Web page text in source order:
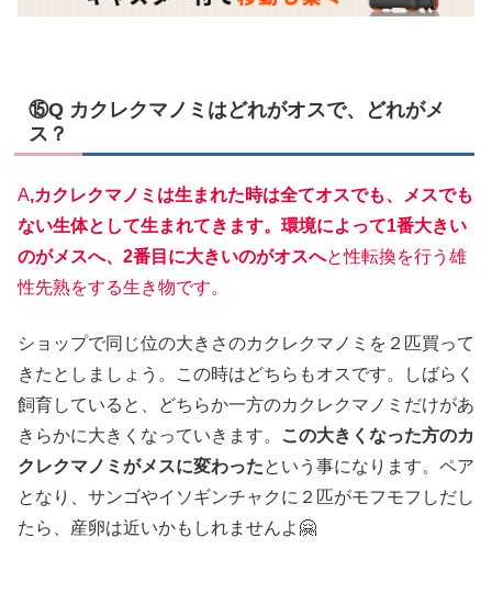
⑮Q カクレクマノミはどれがオスで、どれがメ
ス？
A,カクレクマノミは生まれた時は全てオスでも、メスでも
ない生体として生まれてきます。環境によって1番大きい
のがメスへ、2番目に大きいのがオスへと性転換を行う雄
性先熟をする生き物です。
ショップで同じ位の大きさのカクレクマノミを２匹買って
きたとしましょう。この時はどちらもオスです。しばらく
飼育していると、どちらか一方のカクレクマノミだけがあ
きらかに大きくなっていきます。
この大きくなった方のカ
クレクマノミがメスに変わったという事になります。ペア
となり、サンゴやイソギンチャクに２匹がモフモフしだし
たら、産卵は近いかもしれませんよ🤗